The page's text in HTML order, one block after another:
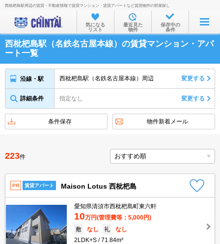
お部屋を探す
沿線・駅から
住所から
家賃相場から
不動産会社から
西枇杷島駅周辺の賃貸・不動産情報で賃貸マンション・賃貸アパートなど賃貸物件の部屋探し
気になる
リスト
最近見た
物件
保存中の
条件
西枇杷島駅（名鉄名古屋本線）の賃貸マンション・アパ
ート一覧
沿線・駅 西枇杷島駅（名鉄名古屋本線）周辺 変更する
詳細条件 指定なし 変更する
条件保存 物件新着メール
223件
PR 賃貸アパート Maison Lotus 西枇杷島
愛知県清須市西枇杷島町東六軒
10万円(管理費等：5,000円)
敷
なし 礼
なし
2LDK+S
71.84m²